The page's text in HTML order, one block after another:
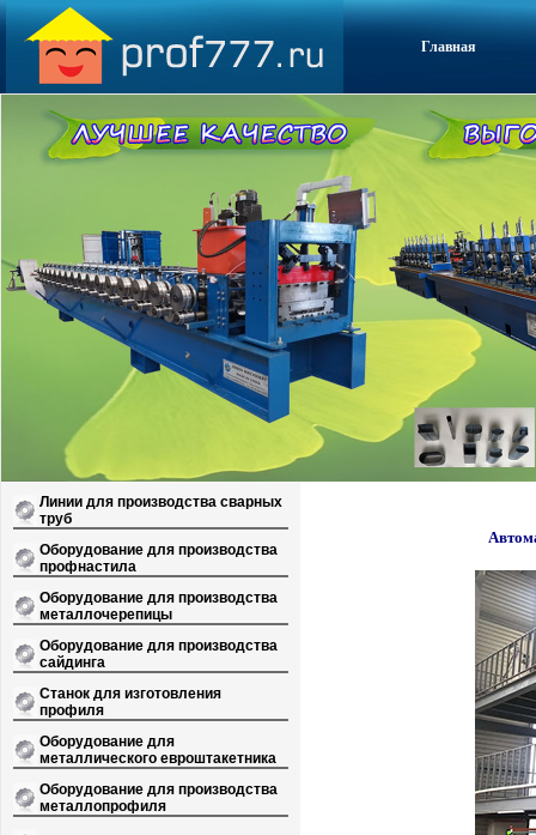
Главная
Линии для производства сварных
труб
Оборудование для производства
профнастила
Оборудование для производства
металлочерепицы
Оборудование для производства
сайдинга
Станок для изготовления
профиля
Оборудование для
металлического евроштакетника
Оборудование для производства
металлопрофиля